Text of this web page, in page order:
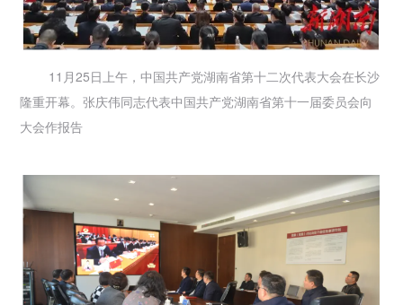
11月25日上午，中国共产党湖南省第十二次代表大会在长沙
隆重开幕。张庆伟同志代表中国共产党湖南省第十一届委员会向
大会作报告